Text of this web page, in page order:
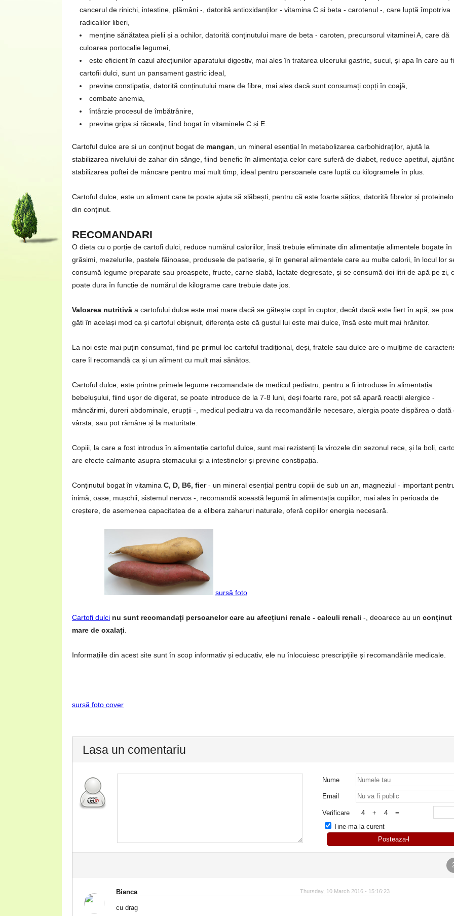
cancerul de rinichi, intestine, plămâni -, datorită antioxidanților - vitamina C și beta - carotenul -, care luptă împotriva
radicalilor liberi,
menține sănătatea pielii și a ochilor, datorită conținutului mare de beta - caroten, precursorul vitaminei A, care dă
culoarea portocalie legumei,
este eficient în cazul afecțiunilor aparatului digestiv, mai ales în tratarea ulcerului gastric, sucul, și apa în care au
cartofii dulci, sunt un pansament gastric ideal,
previne constipația, datorită conținutului mare de fibre, mai ales dacă sunt consumați copți în coajă,
combate anemia,
întârzie procesul de îmbătrânire,
previne gripa și răceala, fiind bogat în vitaminele C și E.
Cartoful dulce are și un conținut bogat de mangan , un mineral esențial în metabolizarea carbohidraților, ajută la
stabilizarea nivelului de zahar din sânge, fiind benefic în alimentația celor care suferă de diabet, reduce apetitul,
stabilizarea poftei de mâncare pentru mai mult timp, ideal pentru persoanele care luptă cu kilogramele în plus.
Cartoful dulce, este un aliment care te poate ajuta să slăbești, pentru că este foarte sățios, datorită fibrelor și
din conținut.
RECOMANDARI
O dieta cu o porție de cartofi dulci, reduce numărul caloriilor, însă trebuie eliminate din alimentație alimentele bogate în
grăsimi, mezelurile, pastele făinoase, produsele de patiserie, și în general alimentele care au multe calorii, în locul lor
consumă legume preparate sau proaspete, fructe, carne slabă, lactate degresate, și se consumă doi litri de apă pe zi,
poate dura în funcție de numărul de kilograme care trebuie date jos.
Valoarea nutritivă a cartofului dulce este mai mare dacă se gătește copt în cuptor, decât dacă este fiert în apă, se
găti în același mod ca și cartoful obișnuit, diferența este că gustul lui este mai dulce, însă este mult mai hrănitor.
La noi este mai puțin consumat, fiind pe primul loc cartoful tradițional, deși, fratele sau dulce are o mulțime de
care îl recomandă ca și un aliment cu mult mai sănătos.
Cartoful dulce, este printre primele legume recomandate de medicul pediatru, pentru a fi introduse în alimentația
bebelușului, fiind ușor de digerat, se poate introduce de la 7-8 luni, deși foarte rare, pot să apară reacții alergice -
mâncărimi, dureri abdominale, erupții -, medicul pediatru va da recomandările necesare, alergia poate dispărea o dată
vârsta, sau pot rămâne și la maturitate.
Copiii, la care a fost introdus în alimentație cartoful dulce, sunt mai rezistenți la virozele din sezonul rece, și la boli,
are efecte calmante asupra stomacului și a intestinelor și previne constipația.
Conținutul bogat în vitamina C, D, B6, fier- un mineral esențial pentru copiii de sub un an, magneziul - important
inimă, oase, mușchii, sistemul nervos -, recomandă această legumă în alimentația copiilor, mai ales în perioada de
creștere, de asemenea capacitatea de a elibera zaharuri naturale, oferă copiilor energia necesară.
sursă foto
Cartofi dulci nu sunt recomandați persoanelor care au afecțiuni renale - calculi renali -, deoarece au un conținut
mare de oxalați
Informațiile din acest site sunt în scop informativ și educativ, ele nu înlocuiesc prescripțiile și recomandările medicale.
sursă foto cover
Lasa un comentariu
Nume
Email
Verificare 4 + 4
=
Tine-ma la curent
Posteaza-l
Bianca Thursday, 10 March 2016 - 15:16:23
cu drag